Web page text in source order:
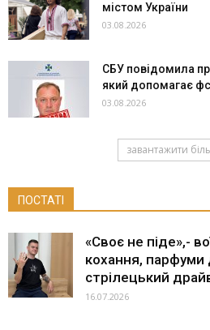
містом України
03.08.2026
СБУ повідомила
який допомагає
03.08.2026
завантажити
ПОСТАТІ
«Своє не піде»,-
кохання, парфуми
стрілецький
16.07.2026